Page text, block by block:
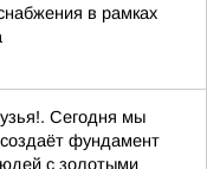
в рамках
Сегодня мы
фундамент
с золотыми